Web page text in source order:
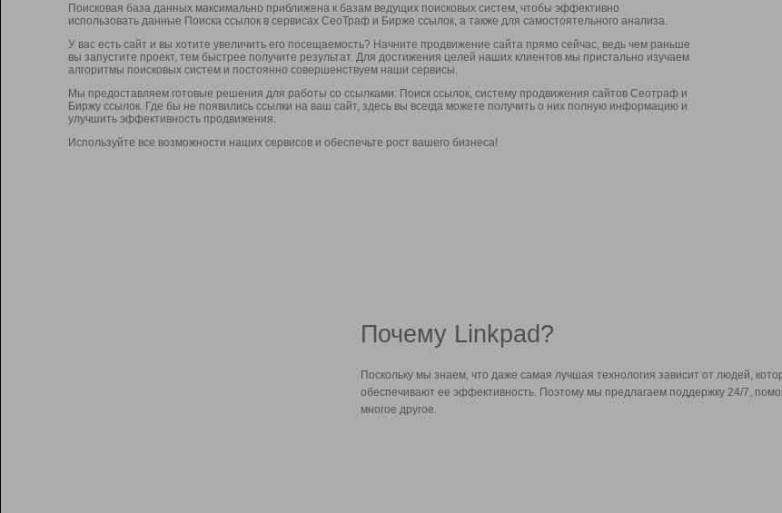
Поисковая база данных максимально приближена к базам ведущих поисковых систем, чтобы эффективно
использовать данные Поиска ссылок в сервисах СеоТраф и Бирже ссылок, а также для самостоятельного анализа.
У вас есть сайт и вы хотите увеличить его посещаемость? Начните продвижение сайта прямо сейчас, ведь чем раньше
вы запустите проект, тем быстрее получите результат. Для достижения целей наших клиентов мы пристально изучаем
алгоритмы поисковых систем и постоянно совершенствуем наши сервисы.
Мы предоставляем готовые решения для работы со ссылками: Поиск ссылок, систему продвижения сайтов Сеотраф и
Биржу ссылок. Где бы не появились ссылки на ваш сайт, здесь вы всегда можете получить о них полную информацию и
улучшить эффективность продвижения.
Используйте все возможности наших сервисов и обеспечьте рост вашего бизнеса!
Почему Linkpad?
Поскольку мы знаем, что даже самая лучшая технология зависит от людей,
обеспечивают ее эффективность. Поэтому мы предлагаем поддержку 24/7,
многое другое.